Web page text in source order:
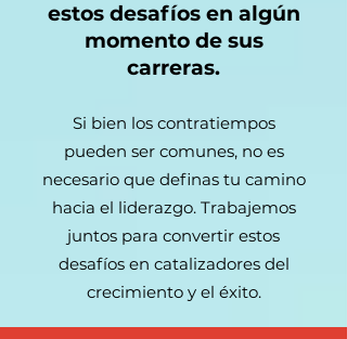
estos desafíos en algún
momento de sus
carreras.
Si bien los contratiempos
pueden ser comunes, no es
necesario que definas tu camino
hacia el liderazgo. Trabajemos
juntos para convertir estos
desafíos en catalizadores del
crecimiento y el éxito.